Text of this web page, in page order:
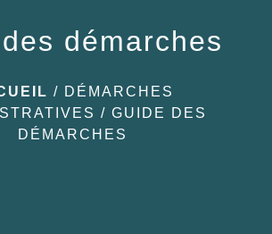
démarches
/ DÉMARCHES
/ GUIDE DES
DÉMARCHES